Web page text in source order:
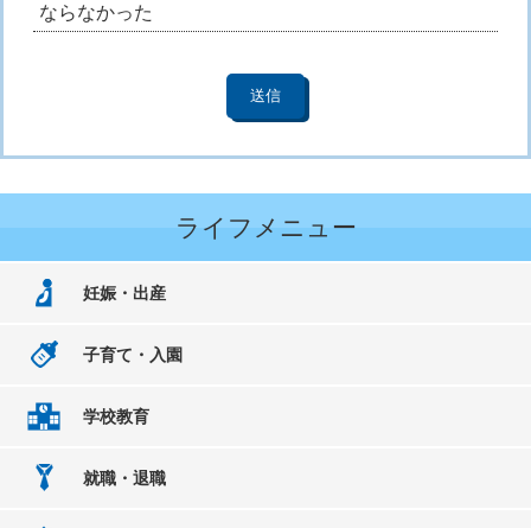
ならなかった
ライフメニュー
妊娠・出産
子育て・入園
学校教育
就職・退職